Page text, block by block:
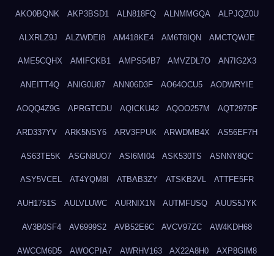
AKO0BQNK AKP3BSD1 ALN818FQ ALNMMGQA ALPJQZ0U
ALXRLZ9J ALZWDEI8 AM418KE4 AM6T8IQN AMCTQWJE
AME5CQHX AMIFCKB1 AMPS54B7 AMVZDL7O AN7IG2X3
ANEITT4Q ANIG0U87 ANN06D3F AO64OCU5 AODWRYIE
AOQQ4Z9G APRGTCDU AQICKU42 AQOO257M AQT297DF
ARD337YV ARK5NSY6 ARV3FPUK ARWDMB4X AS56EF7H
AS63TE5K ASGN8UO7 ASI6MI04 ASK530TS ASNNY8QC
ASY5VCEL AT4YQM8I ATBAB3ZY ATSKB2VL ATTFE5FR
AUH1751S AULVLUWC AURNIX1N AUTMFUSQ AUUS5JYK
AV3B0SF4 AV6999S2 AVB52E6C AVCV97ZC AW4KDH68
AWCCM6D5 AWOCPIA7 AWRHV163 AX22A8H0 AXP8GIM8